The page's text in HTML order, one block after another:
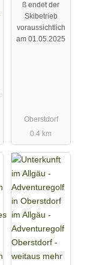
ß endet der
Skibetrieb
voraussichtlich
am 01.05.2025
Oberstdorf
0.4 km